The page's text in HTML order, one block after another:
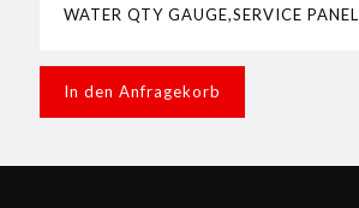
WATER QTY GAUGE,SERVICE PANEL
In den Anfragekorb